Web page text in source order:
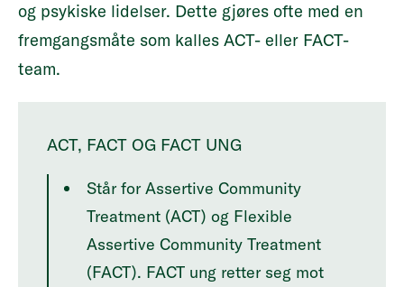
og psykiske lidelser. Dette gjøres ofte med en
fremgangsmåte som kalles ACT- eller FACT-
team.
ACT, FACT OG FACT UNG
Står for Assertive Community
Treatment (ACT) og Flexible
Assertive Community Treatment
(FACT). FACT ung retter seg mot